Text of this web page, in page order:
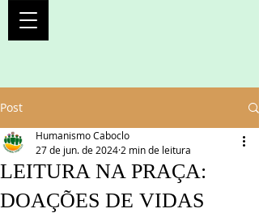
Post
LEITURA NA PRAÇA:
DOAÇÕES DE VIDAS
Humanismo Caboclo
27 de jun. de 2024 2 min de leitura